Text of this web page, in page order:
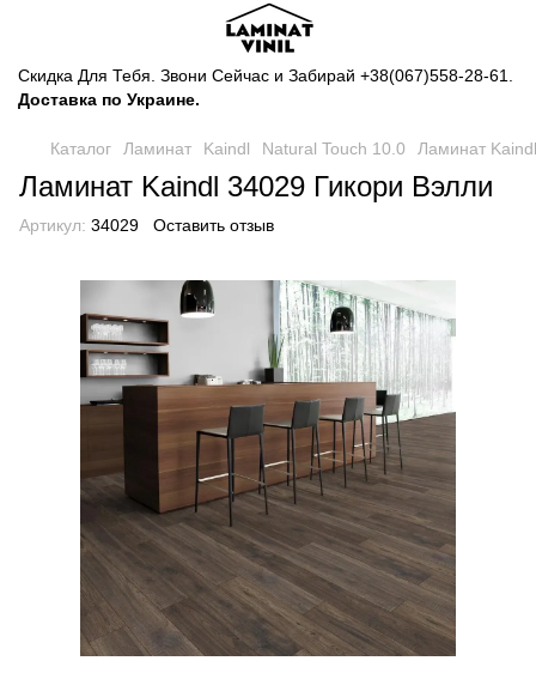
Скидка Для Тебя. Звони Сейчас и Забирай +38(067)558-28-61
Доставка по Украине.
Каталог Ламинат Kaindl Natural Touch 10.0 Ламинат
Ламинат Kaindl 34029 Гикори Вэлли
Артикул: 34029 Оставить отзыв